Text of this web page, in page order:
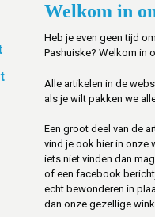
Welkom in
Heb je even geen tijd
Pashuiske? Welkom in
Alle artikelen in de
als je wilt pakken we
Een groot deel van de
vind je ook hier in onze
iets niet vinden dan
of een facebook
echt bewonderen in
dan onze gezellige